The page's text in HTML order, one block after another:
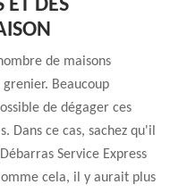
ET DES
de maisons
Beaucoup
de dégager ces
Dans ce cas, sachez qu'il
Service Express
cela, il y aurait plus